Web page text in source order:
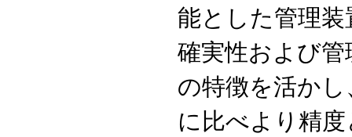
能とした管理
確実性および
の特徴を活か
に比べより精